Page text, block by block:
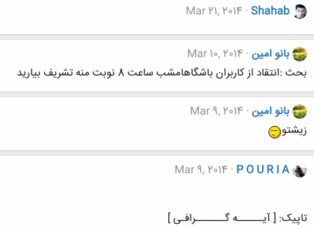
Shahab
Mar 21, 2014
بانو امین Mar 10, 2014
بحث :انتقاد از کاربران باشگاهامشب ساعت 8 نوبت منه تشریف بیارید
بانو امین Mar 9, 2014
زیشتو
P O U R I A
Mar 9, 2014
تاپیک: [ آیــــــه گـــــــرافـی ]